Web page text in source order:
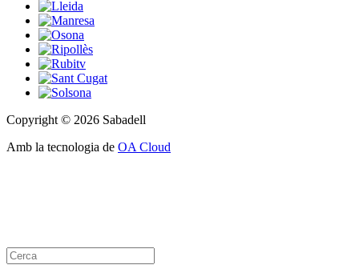
Copyright © 2026 Sabadell
Amb la tecnologia de OA Cloud